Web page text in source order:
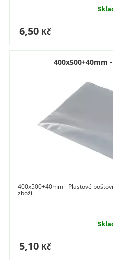
6,50 Kč
400x500+40mm
400x500+40mm - Plastové
zboží.
5,10 Kč